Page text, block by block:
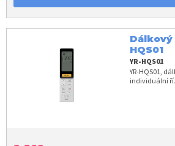
Dálkový
HQS01
YR-HQS01
YR-HQS01,
individuální